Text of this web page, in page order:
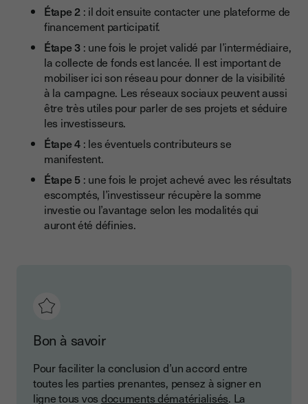
Étape 2 : il doit ensuite contacter une plateforme de
financement participatif.
Étape 3 : une fois le projet validé par l’intermédiaire,
la collecte de fonds est lancée. Il est important de
mobiliser ici son réseau pour donner de la visibilité
à la campagne. Les réseaux sociaux peuvent aussi
être très utiles pour parler de ses projets et séduire
les investisseurs.
Étape 4 : les éventuels contributeurs se
manifestent.
Étape 5 : une fois le projet achevé avec les résultats
escomptés, l’investisseur récupère la somme
investie ou l’avantage selon les modalités qui
auront été définies.
Bon à savoir
Pour faciliter la conclusion d’un accord entre
toutes les parties prenantes, pensez à signer en
ligne tous vos documents dématérialisés. La